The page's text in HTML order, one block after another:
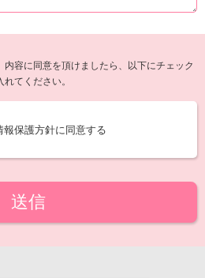
内容に同意を頂けましたら、以下にチェック
れてください。
報保護方針に同意する